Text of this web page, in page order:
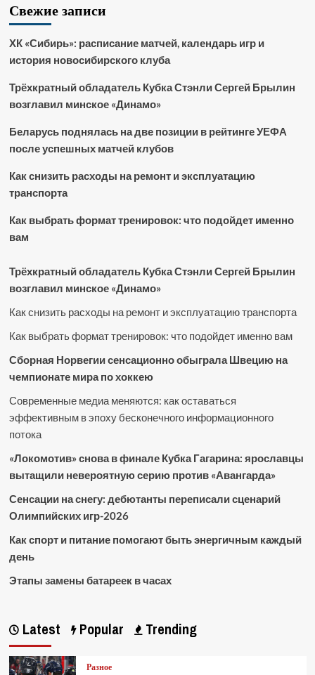
Свежие записи
ХК «Сибирь»: расписание матчей, календарь игр и
история новосибирского клуба
Трёхкратный обладатель Кубка Стэнли Сергей Брылин
возглавил минское «Динамо»
Беларусь поднялась на две позиции в рейтинге УЕФА
после успешных матчей клубов
Как снизить расходы на ремонт и эксплуатацию
транспорта
Как выбрать формат тренировок: что подойдет именно
вам
Трёхкратный обладатель Кубка Стэнли Сергей Брылин
возглавил минское «Динамо»
Как снизить расходы на ремонт и эксплуатацию транспорта
Как выбрать формат тренировок: что подойдет именно вам
Сборная Норвегии сенсационно обыграла Швецию на
чемпионате мира по хоккею
Современные медиа меняются: как оставаться
эффективным в эпоху бесконечного информационного
потока
«Локомотив» снова в финале Кубка Гагарина: ярославцы
вытащили невероятную серию против «Авангарда»
Сенсации на снегу: дебютанты переписали сценарий
Олимпийских игр-2026
Как спорт и питание помогают быть энергичным каждый
день
Этапы замены батареек в часах
Latest Popular Trending
Разное